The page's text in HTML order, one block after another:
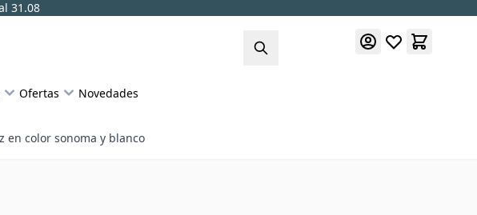
31.08
Ofertas Novedades
en color sonoma y blanco